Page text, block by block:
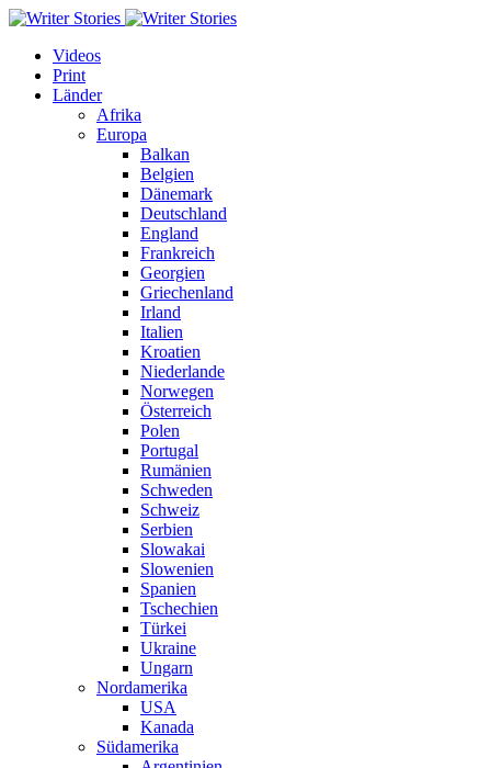
Videos
Print
Länder
Afrika
Europa
Balkan
Belgien
Dänemark
Deutschland
England
Frankreich
Georgien
Griechenland
Irland
Italien
Kroatien
Niederlande
Norwegen
Österreich
Polen
Portugal
Rumänien
Schweden
Schweiz
Serbien
Slowakai
Slowenien
Spanien
Tschechien
Türkei
Ukraine
Ungarn
Nordamerika
USA
Kanada
Südamerika